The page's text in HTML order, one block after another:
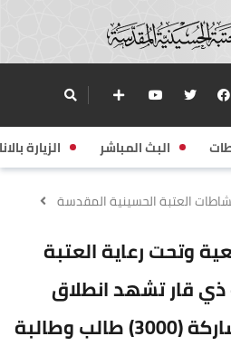
البث المباشر الزيارة
العتبة الحسينية المقدسة
وتحت رعاية العتبة
قار تشهد انطلاق
الدورات الدينية بمشاركة (3000) طالب وطالبة